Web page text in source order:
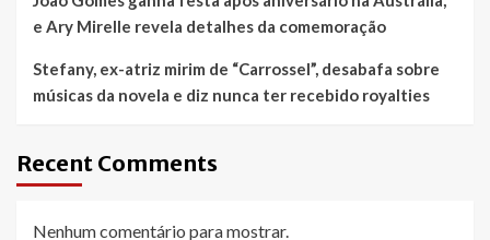
e Ary Mirelle revela detalhes da comemoração
Stefany, ex-atriz mirim de “Carrossel”, desabafa sobre
músicas da novela e diz nunca ter recebido royalties
Recent Comments
Nenhum comentário para mostrar.